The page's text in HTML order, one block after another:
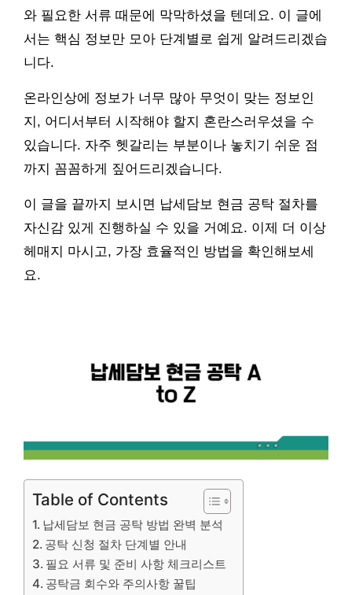
와 필요한 서류 때문에 막막하셨을 텐데요. 이 글에
서는 핵심 정보만 모아 단계별로 쉽게 알려드리겠습
니다.
온라인상에 정보가 너무 많아 무엇이 맞는 정보인
지, 어디서부터 시작해야 할지 혼란스러우셨을 수
있습니다. 자주 헷갈리는 부분이나 놓치기 쉬운 점
까지 꼼꼼하게 짚어드리겠습니다.
이 글을 끝까지 보시면 납세담보 현금 공탁 절차를
자신감 있게 진행하실 수 있을 거예요. 이제 더 이상
헤매지 마시고, 가장 효율적인 방법을 확인해보세
요.
Table of Contents
납세담보 현금 공탁 방법 완벽 분석
공탁 신청 절차 단계별 안내
필요 서류 및 준비 사항 체크리스트
공탁금 회수와 주의사항 꿀팁